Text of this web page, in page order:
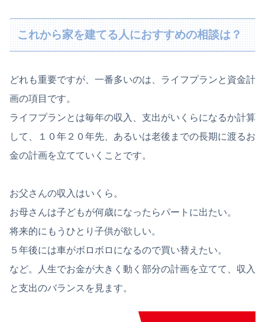
これから家を建てる人におすすめの相談は？
どれも重要ですが、一番多いのは、ライフプランと資金計
画の項目です。
ライフプランとは毎年の収入、支出がいくらになるか計算
して、１０年２０年先、あるいは老後までの長期に渡るお
金の計画を立てていくことです。
お父さんの収入はいくら。
お母さんは子どもが何歳になったらパートに出たい。
将来的にもうひとり子供が欲しい。
５年後には車がボロボロになるので買い替えたい。
など。人生でお金が大きく動く部分の計画を立てて、収入
と支出のバランスを見ます。